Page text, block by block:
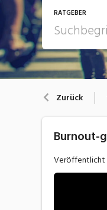
RATGEBER
13
Zurück
Burnout-
Veröffentlicht